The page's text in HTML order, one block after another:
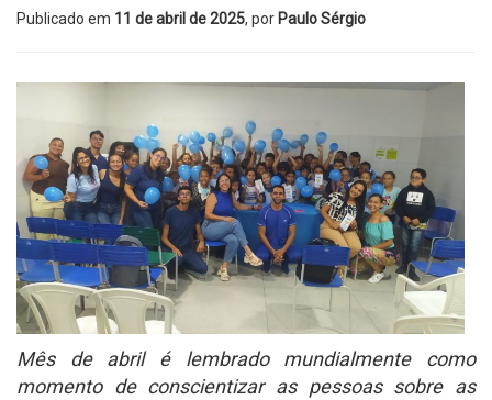
Publicado em 11 de abril de 2025, por Paulo Sérgio
Mês de abril é lembrado mundialmente como
momento de conscientizar as pessoas sobre as